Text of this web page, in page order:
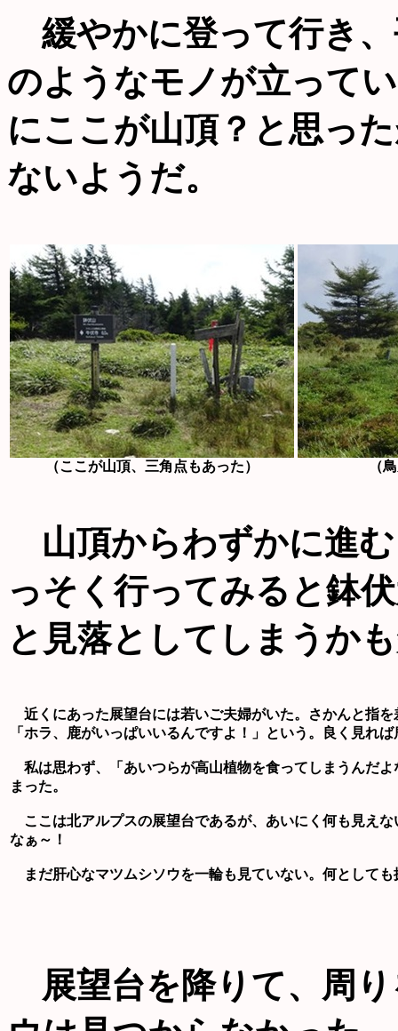
緩やかに登って行き
のようなモノが立って
にここが山頂？と思っ
ないようだ。
（ここが山頂、三角点もあった） （
山頂からわずかに進
っそく行ってみると鉢
と見落としてしまうか
近くにあった展望台には若いご夫婦がいた。さかんと指を
「ホラ、鹿がいっぱいいるんですよ！」という。良く見れ
私は思わず、「あいつらが高山植物を食ってしまうんだよ
まった。
ここは北アルプスの展望台であるが、あいにく何も見えな
なぁ～！
まだ肝心なマツムシソウを一輪も見ていない。何としても
展望台を降りて、周